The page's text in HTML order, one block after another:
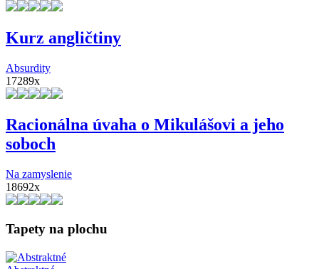
Kurz angličtiny
Absurdity
17289x
Racionálna úvaha o Mikulášovi a jeho
soboch
Na zamyslenie
18692x
Tapety na plochu